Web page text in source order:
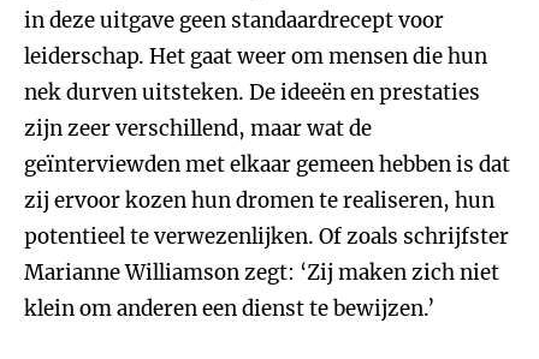
in deze uitgave geen standaardrecept voor
leiderschap. Het gaat weer om mensen die hun
nek durven uitsteken. De ideeën en prestaties
zijn zeer verschillend, maar wat de
geïnterviewden met elkaar gemeen hebben is dat
zij ervoor kozen hun dromen te realiseren, hun
potentieel te verwezenlijken. Of zoals schrijfster
Marianne Williamson zegt: ‘Zij maken zich niet
klein om anderen een dienst te bewijzen.’